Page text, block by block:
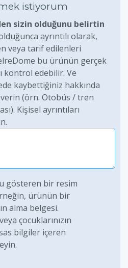
istiyorum
sizin olduğunu belirtin
ayrıntılı olarak,
veya tarif edilenleri
bu ürünün gerçek
kontrol edebilir. Ve
kaybettiğiniz hakkında
(örn. Otobüs / tren
Kişisel ayrıntıları
gösteren bir resim
ürünün bir
alma belgesi.
çocuklarınızın
bilgiler içeren